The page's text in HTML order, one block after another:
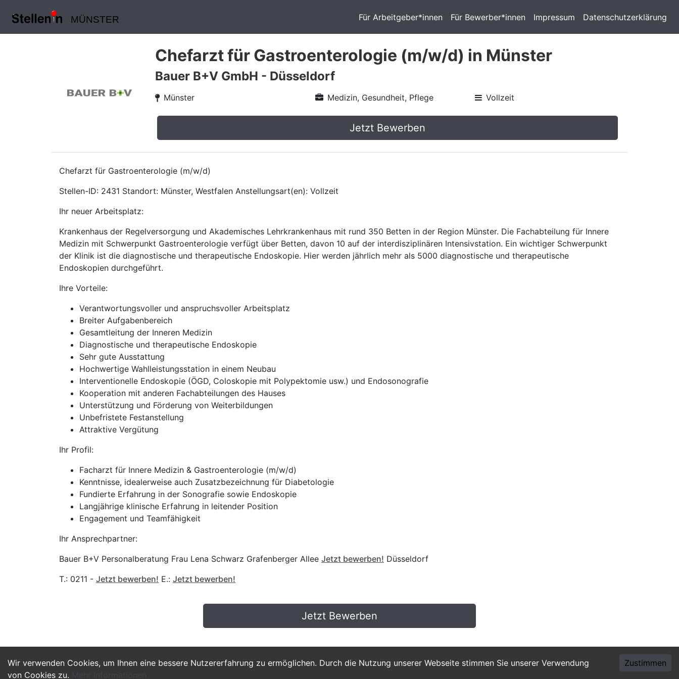
MÜNSTER Für Arbeitgeber*innen Für Bewerber*innen Impressum Datenschutzerklärung
Wir verwenden Cookies, um Ihnen eine bessere Nutzererfahrung zu ermöglichen. Durch die Nutzung unserer Webseite stimmen Sie unserer Verwendung
von Cookies zu. Mehr Informationen
Zustimmen
Chefarzt für Gastroenterologie (m/w/d) in Münster
Bauer B+V GmbH - Düsseldorf
Münster Medizin, Gesundheit, Pflege Vollzeit
Jetzt Bewerben
Chefarzt für Gastroenterologie (m/w/d)
Stellen-ID: 2431 Standort: Münster, Westfalen Anstellungsart(en): Vollzeit
Ihr neuer Arbeitsplatz:
Krankenhaus der Regelversorgung und Akademisches Lehrkrankenhaus mit rund 350 Betten in der Region Münster. Die Fachabteilung für Innere
Medizin mit Schwerpunkt Gastroenterologie verfügt über Betten, davon 10 auf der interdisziplinären Intensivstation. Ein wichtiger Schwerpunkt
der Klinik ist die diagnostische und therapeutische Endoskopie. Hier werden jährlich mehr als 5000 diagnostische und therapeutische
Endoskopien durchgeführt.
Ihre Vorteile:
Verantwortungsvoller und anspruchsvoller Arbeitsplatz
Breiter Aufgabenbereich
Gesamtleitung der Inneren Medizin
Diagnostische und therapeutische Endoskopie
Sehr gute Ausstattung
Hochwertige Wahlleistungsstation in einem Neubau
Interventionelle Endoskopie (ÖGD, Coloskopie mit Polypektomie usw.) und Endosonografie
Kooperation mit anderen Fachabteilungen des Hauses
Unterstützung und Förderung von Weiterbildungen
Unbefristete Festanstellung
Attraktive Vergütung
Ihr Profil:
Facharzt für Innere Medizin & Gastroenterologie (m/w/d)
Kenntnisse, idealerweise auch Zusatzbezeichnung für Diabetologie
Fundierte Erfahrung in der Sonografie sowie Endoskopie
Langjährige klinische Erfahrung in leitender Position
Engagement und Teamfähigkeit
Ihr Ansprechpartner:
Bauer B+V Personalberatung Frau Lena Schwarz Grafenberger Allee Jetzt bewerben! Düsseldorf
T.: 0211 - Jetzt bewerben! E.: Jetzt bewerben!
Jetzt Bewerben